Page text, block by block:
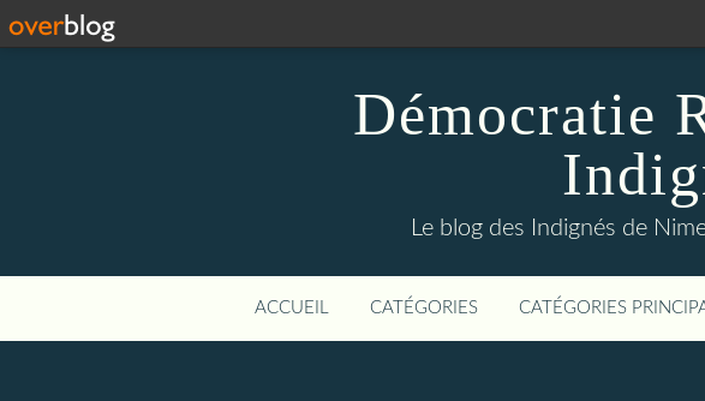
Démocratie
Le blog des Indignés de
ACCUEIL CATÉGORIES CATÉGORIES